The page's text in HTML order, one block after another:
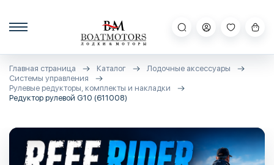
Главная страница Каталог
Лодочные аксессуары
Системы управления
Рулевые редукторы, комплекты и накладки
Редуктор рулевой G10 (611008)